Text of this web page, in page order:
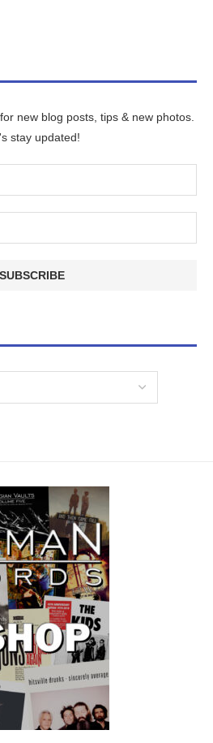
new blog posts, tips & new photos.
stay updated!